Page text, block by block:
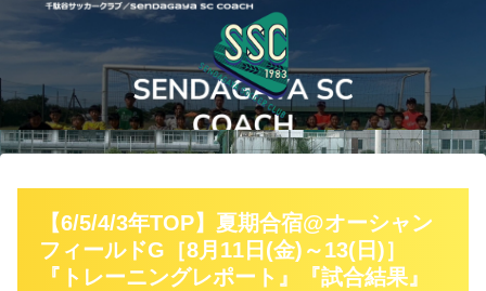
【6/5/4/3年TOP】夏期合宿@オーシャン
フィールドG［8月11日(金)～13(日)］
『トレーニングレポート』『試合結果』